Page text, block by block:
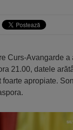
Curs-Avangarde a
21.00, datele
apropiate.